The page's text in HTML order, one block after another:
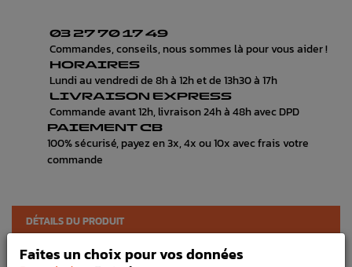
03 27 70 17 49
Commandes, conseils, nous sommes là pour vous aider !
HORAIRES
Lundi au vendredi de 8h à 12h et de 13h30 à 17h
LIVRAISON EXPRESS
Commande avant 12h, livraison 24h à 48h avec DPD
PAIEMENT CB
100% sécurisé, payez en 3x, 4x ou 10x avec frais votre
commande
DÉTAILS DU PRODUIT
LIVRAISON
Faites un choix pour vos données